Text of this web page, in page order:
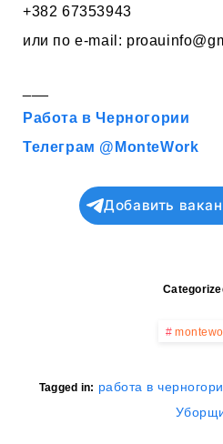
+382 67353943
или по e-mail:
Работа в Черногории
Телеграм @MonteWork
Добавить
Tagged in: работа в